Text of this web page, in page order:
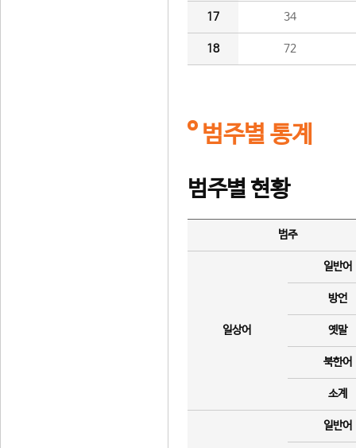
17 34
18 72
범주별 통계
범주별 현황
범주
일상어
일반어
방언
옛말
북한어
소계
일반어